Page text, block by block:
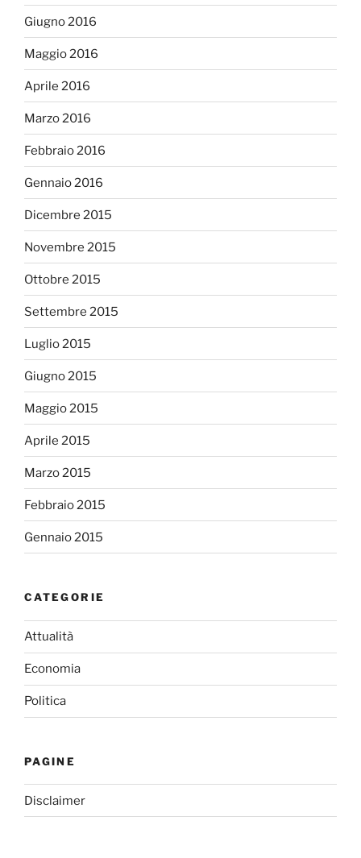
Giugno 2016
Maggio 2016
Aprile 2016
Marzo 2016
Febbraio 2016
Gennaio 2016
Dicembre 2015
Novembre 2015
Ottobre 2015
Settembre 2015
Luglio 2015
Giugno 2015
Maggio 2015
Aprile 2015
Marzo 2015
Febbraio 2015
Gennaio 2015
CATEGORIE
Attualità
Economia
Politica
PAGINE
Disclaimer